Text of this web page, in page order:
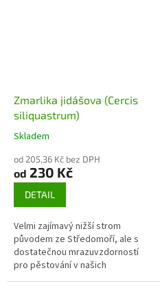
Zmarlika jidášova (Cercis
siliquastrum)
Skladem
od 205,36 Kč bez DPH
od 230 Kč
DETAIL
Velmi zajímavý nižší strom
původem ze Středomoří, ale s
dostatečnou mrazuvzdorností
pro pěstování v našich
podmínkách. Mrazuvzdornost u